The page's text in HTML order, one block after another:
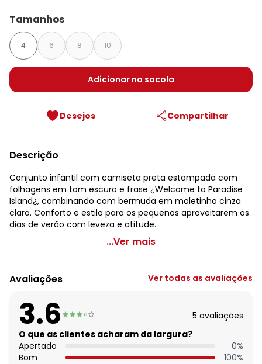
Tamanhos
4 6 8 10
Adicionar na sacola
Desejos Compartilhar
Descrição
Conjunto infantil com camiseta preta estampada com
folhagens em tom escuro e frase ¿Welcome to Paradise
Island¿, combinando com bermuda em moletinho cinza
claro. Conforto e estilo para os pequenos aproveitarem os
dias de verão com leveza e atitude.
Fakini - Conjunto Infantil Estampado Cinza
Modelagem: Solto
Comprimento da manga: Curta
Decote costas: Redondo
Fornecedor: FAKINI MALHAS LTDA / CNPJ 50.821.880/0018-8
Feito: Brasil
Tecido: Algodão com poliéster
Composição: Camiseta 100% algodao bermuda 99%
...Ver mais
Avaliações Ver todas as avaliações
3.6 5 avaliações
O que as clientes acharam da largura?
Apertado
0%
Bom
100%